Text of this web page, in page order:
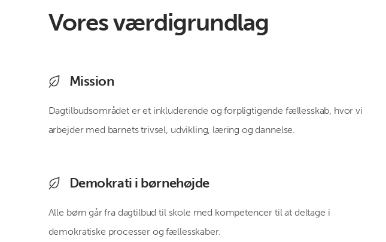
Vores værdigrundlag
Mission
Dagtilbudsområdet er et inkluderende og forpligtigende fællesskab, hvor vi
arbejder med barnets trivsel, udvikling, læring og dannelse.
Demokrati i børnehøjde
Alle børn går fra dagtilbud til skole med kompetencer til at deltage i
demokratiske processer og fællesskaber.